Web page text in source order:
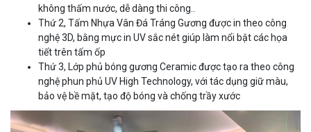
không thấm nước, dễ dàng thi công..
Thứ 2, Tấm Nhựa Vân Đá Tráng Gương được in theo công
nghệ 3D, bằng mực in UV sắc nét giúp làm nổi bật các họa
tiết trên tấm ốp
Thứ 3, Lớp phủ bóng gương Ceramic được tạo ra theo công
nghệ phun phủ UV High Technology, với tác dụng giữ màu,
bảo vệ bề mặt, tạo độ bóng và chống trầy xước